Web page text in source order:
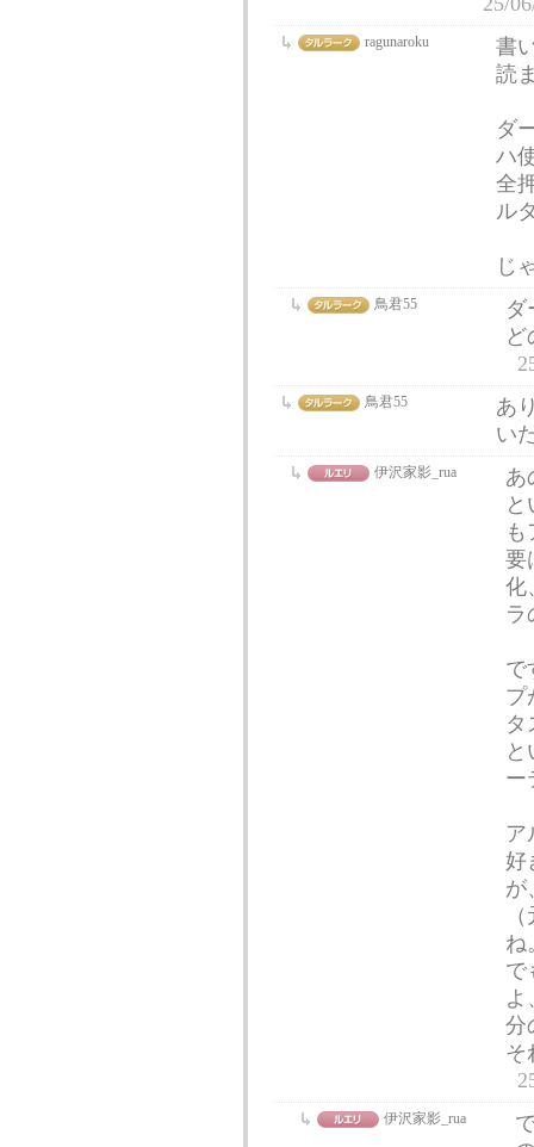
ragunaroku
書
読
ダ
ハ
全
ル
じ
鳥君55
ダ
鳥君55
あ
い
伊沢家影_rua
あ
要
化
ラ
で
プ
タ
ー
ア
好
が
ね
で
よ
分
そ
伊沢家影_rua